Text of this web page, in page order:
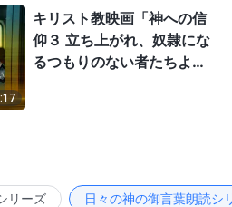
キリスト教映画「神への信
仰３ 立ち上がれ、奴隷にな
るつもりのない者たちよ」
リーズ 日々の神の御言葉朗読シ